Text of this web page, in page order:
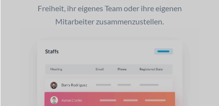
Freiheit, ihr eigenes Team oder ihre eigenen
Mitarbeiter zusammenzustellen.